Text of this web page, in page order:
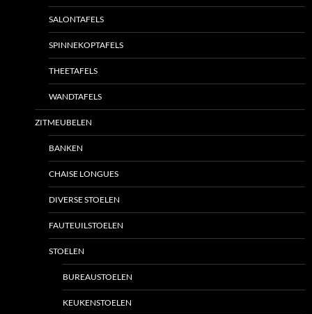
SALONTAFELS
SPINNEKOPTAFELS
THEETAFELS
WANDTAFELS
ZITMEUBELEN
BANKEN
CHAISE LONGUES
DIVERSE STOELEN
FAUTEUILSTOELEN
STOELEN
BUREAUSTOELEN
KEUKENSTOELEN